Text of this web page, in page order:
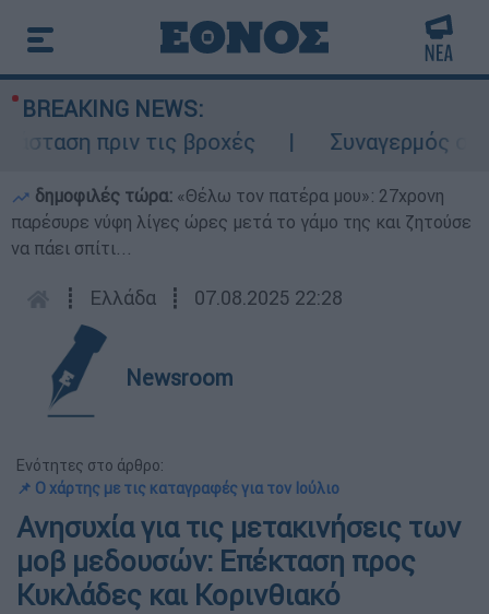
BREAKING NEWS:
πριν τις βροχές
Συναγερμός στον
δημοφιλές τώρα: «Θέλω τον πατέρα μου»: 27χρονη
παρέσυρε νύφη λίγες ώρες μετά το γάμο της και ζητούσε
να πάει σπίτι...
┋ Ελλάδα ┋ 07.08.2025 22:28
Newsroom
Ενότητες στο άρθρο:
📌 Ο χάρτης με τις καταγραφές για τον Ιούλιο
Ανησυχία για τις μετακινήσεις των
μοβ μεδουσών: Επέκταση προς
Κυκλάδες και Κορινθιακό